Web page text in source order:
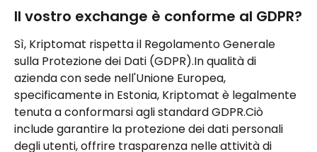
Il vostro exchange è conforme al GDPR?
Sì, Kriptomat rispetta il Regolamento Generale
sulla Protezione dei Dati (GDPR).In qualità di
azienda con sede nell'Unione Europea,
specificamente in Estonia, Kriptomat è legalmente
tenuta a conformarsi agli standard GDPR.Ciò
include garantire la protezione dei dati personali
degli utenti, offrire trasparenza nelle attività di